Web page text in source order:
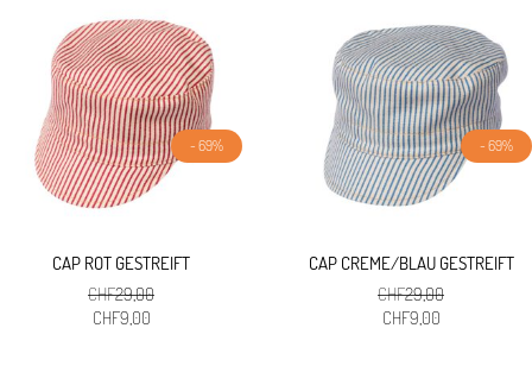
- 69%
CAP ROT GESTREIFT
CHF29,00
Ursprünglicher
CHF9,00Aktueller
- 69%
CAP CREME/BLAU GESTREIFT
CHF29,00
Ursprünglicher
CHF9,00Aktueller